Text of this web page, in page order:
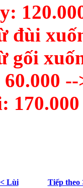
--
< Lùi Tiếp theo